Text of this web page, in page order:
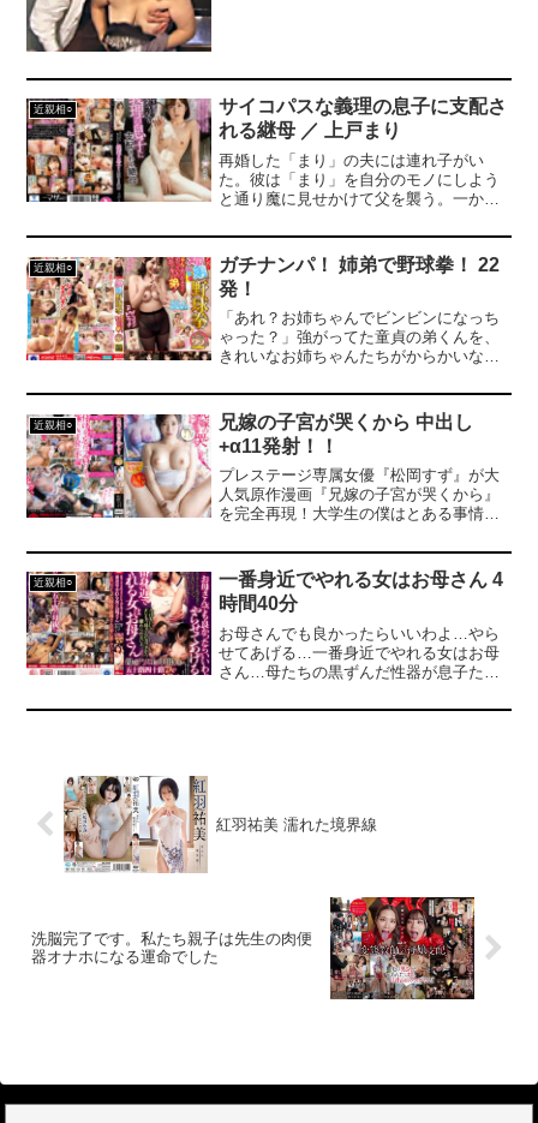
ゃぶりつく息子の姿には圧巻！母親の口
にチンポをねじ込み、一心不乱に腰を振
る。母親も次第に声を荒げ、息子の歪ん
だ行動にもかかわらず快楽を隠しきれな
い母親の姿が露に…。
近親相○
サイコパスな義理の息子に支配さ
れる継母 ／ 上戸まり
再婚した「まり」の夫には連れ子がい
た。彼は「まり」を自分のモノにしよう
と通り魔に見せかけて父を襲う。一か月
だ。○引に迫る息子に拒みきれない継母は
性奉仕を施してしまう。欲望の収まらな
い息子は体の関係を迫り、○引に抱いてし
まう。全てを手に入れたと勝手に思いこ
んだ息子は退院した父を再度○行し「ま
り」を支配していくのだった。
近親相○
ガチナンパ！ 姉弟で野球拳！ 22
発！
「あれ？お姉ちゃんでビンビンになっち
ゃった？」強がってた童貞の弟くんを、
きれいなお姉ちゃんたちがからかいなが
開幕！最初は余裕ぶってた弟もお姉ちゃ
んのエロすぎる誘惑とテクニックに速攻
で理性が崩壊…。からかい半分のはず
が、気づけば我慢限界の濃厚ピストン
へ！
近親相○
兄嫁の子宮が哭くから 中出し
+α11発射！！
プレステージ専属女優『松岡すず』が大
人気原作漫画『兄嫁の子宮が哭くから』
を完全再現！大学生の僕はとある事情で
のまゆさんは僕が同居する条件として
「生殖機能に問題がある夫の代わりに○○
を妊娠させてほしい」と頼んできた。僕
は秘かに憧れていたまゆさんとのセック
スに興奮していたが、兄に対して後ろめ
たさを感じているのかセックスするとき
はすごく不機嫌で冷めた様子。そんな態
度に逆上した僕は兄が寝ている横でまゆ
さんを襲う！嫌がるそぶりを見せてはい
度もアクメさせていくうちに本来の目的
けを忘れて快楽に墜ちていく究極の不倫
セックスをお楽しみ下さい！
近親相○
一番身近でやれる女はお母さん 4
時間40分
お母さんでも良かったらいいわよ…やら
せてあげる…一番身近でやれる女はお母
さん…母たちの黒ずんだ性器が息子たち
えた男と女の肉体関係。自ら性欲を満た
紅羽祐美 濡れた境界線
洗脳完了です。私たち親子は先生の肉便
器オナホになる運命でした